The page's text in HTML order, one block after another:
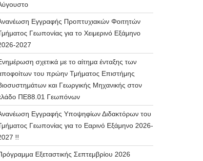
Εγγραφής Προπτυχιακών Φοιτητών
Γεωπονίας για το Χειμερινό Εξάμηνο
2027
σχετικά με το αίτημα ένταξης των
του πρώην Τμήματος Επιστήμης
και Γεωργικής Μηχανικής στον
ΠΕ88.01 Γεωπόνων
Εγγραφής Υποψηφίων Διδακτόρων του
Γεωπονίας για το Εαρινό Εξάμηνο 2026-
!!
Εξεταστικής Σεπτεμβρίου 2026